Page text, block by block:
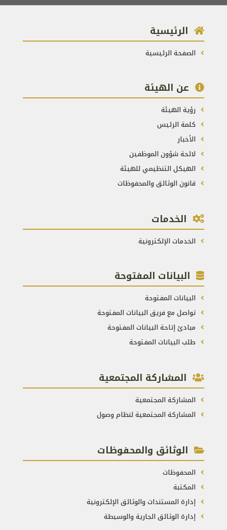
الرئيسية
الصفحة الرئيسية
عن الهيئة
رؤية الهيئة
كلمة الرئيس
الأخبار
لائحة شؤون الموظفين
الهيكل التنظيمي للهيئة
قانون الوثائق والمحفوظات
الخدمات
الخدمات الإلكترونية
البيانات المفتوحة
البيانات المفتوحة
تواصل مع فريق البيانات المفتوحة
مبادئ إتاحة البيانات المفتوحة
طلب البيانات المفتوحة
المشاركة المجتمعية
المشاركة المجتمعية
المشاركة المجتمعية لنظام وصول
الوثائق والمحفوظات
المحفوظات
المكتبة
إدارة المستندات والوثائق الإلكترونية
إدارة الوثائق الجارية والوسيطة